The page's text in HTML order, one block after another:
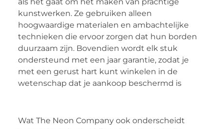
als het gaat om het maken van prachtige
kunstwerken. Ze gebruiken alleen
hoogwaardige materialen en ambachtelijke
technieken die ervoor zorgen dat hun borden
duurzaam zijn. Bovendien wordt elk stuk
ondersteund met een jaar garantie, zodat je
met een gerust hart kunt winkelen in de
wetenschap dat je aankoop beschermd is
Wat The Neon Company ook onderscheidt